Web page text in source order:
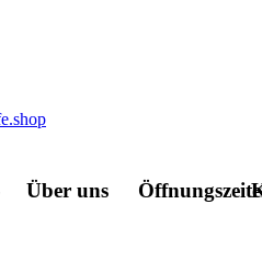
Über uns